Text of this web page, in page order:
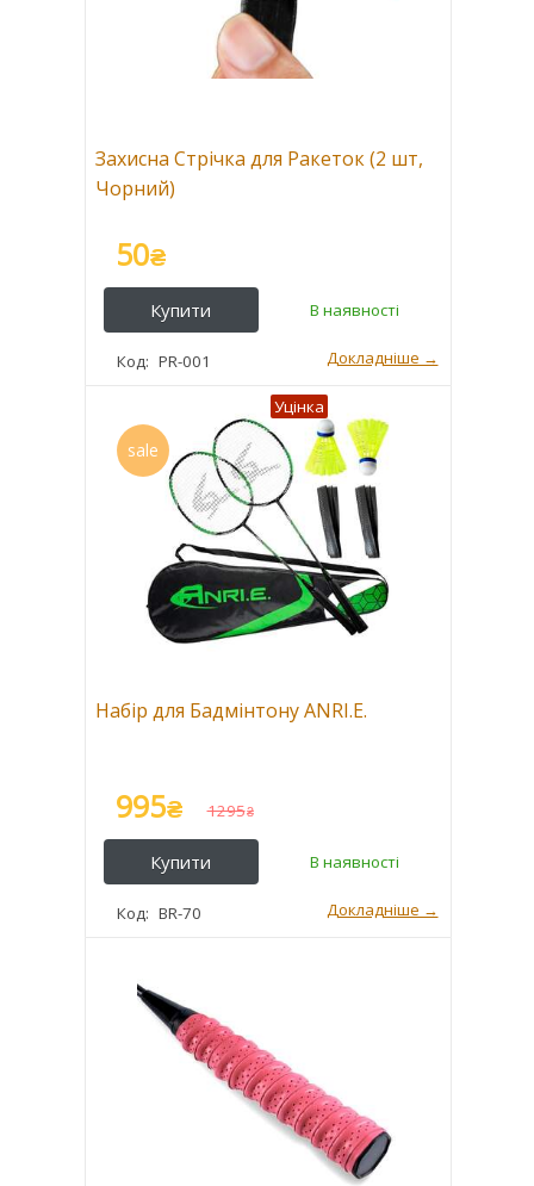
Захисна Стрічка для Ракеток (2 шт,
Чорний)
PR-001
50₴
Набір для Бадмінтону ANRI.E.
BR-70
Уцінка
1295₴
995₴